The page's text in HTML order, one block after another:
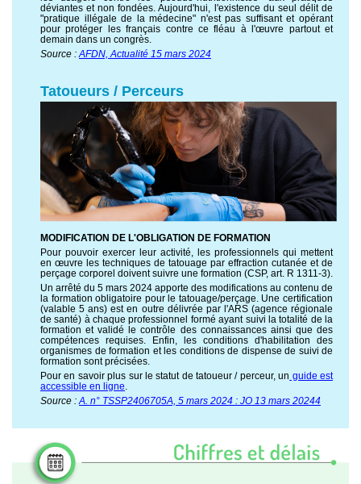
déviantes et non fondées. Aujourd'hui, l'existence du seul délit de
"pratique illégale de la médecine" n'est pas suffisant et opérant
pour protéger les français contre ce fléau à l'œuvre partout et
demain dans un congrès.
Source :AFDN, Actualité 15 mars 2024
Tatoueurs / Perceurs
MODIFICATION DE L'OBLIGATION DE FORMATION
Pour pouvoir exercer leur activité, les professionnels qui mettent
en œuvre les techniques de tatouage par effraction cutanée et de
perçage corporel doivent suivre une formation (CSP, art. R 1311-3).
Un arrêté du 5 mars 2024 apporte des modifications au contenu de
la formation obligatoire pour le tatouage/perçage. Une certification
(valable 5 ans) est en outre délivrée par l'ARS (agence régionale
de santé) à chaque professionnel formé ayant suivi la totalité de la
formation et validé le contrôle des connaissances ainsi que des
compétences requises. Enfin, les conditions d'habilitation des
organismes de formation et les conditions de dispense de suivi de
formation sont précisées.
Pour en savoir plus sur le statut de tatoueur / perceur, un guide est
accessible en ligne
Source : A. n° TSSP2406705A, 5 mars 2024 : JO 13 mars 20244